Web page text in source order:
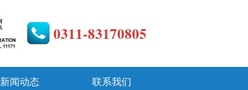
0311-83170805
新闻动态 联系我们